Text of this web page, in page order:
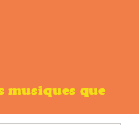
musiques que